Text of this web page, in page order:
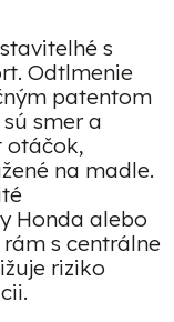
s
Odtlmenie
patentom
smer a
otáčok,
na madle.
Honda alebo
s centrálne
riziko